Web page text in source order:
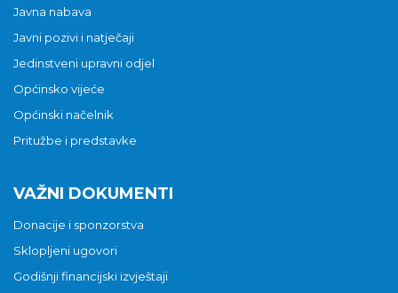
Javna nabava
Javni pozivi i natječaji
Jedinstveni upravni odjel
Općinsko vijeće
Općinski načelnik
Pritužbe i predstavke
VAŽNI DOKUMENTI
Donacije i sponzorstva
Sklopljeni ugovori
Godišnji financijski izvještaji